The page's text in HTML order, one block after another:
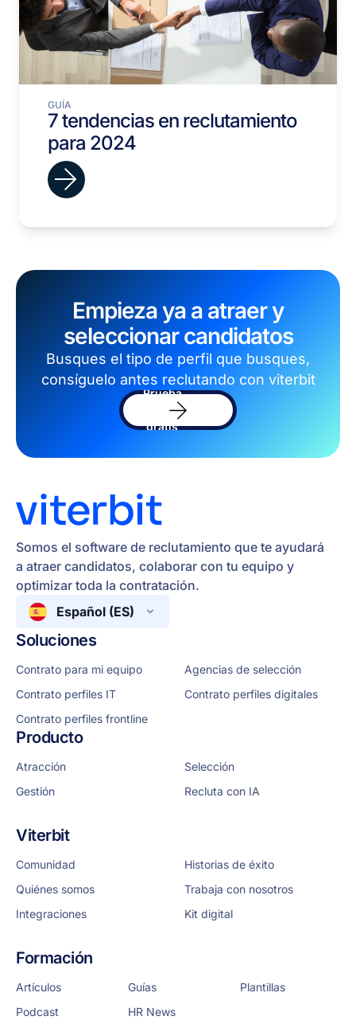
GUÍA
7 tendencias en reclutamiento
para 2024
Empieza ya a atraer y
seleccionar candidatos
Busques el tipo de perfil que busques,
consíguelo antes reclutando con viterbit
Prueba
software
gratis
Somos el software de reclutamiento que te ayudará
a atraer candidatos, colaborar con tu equipo y
optimizar toda la contratación.
Español (ES)
Soluciones
Contrato para mi equipo
Agencias de selección
Contrato perfiles IT
Contrato perfiles digitales
Contrato perfiles frontline
Producto
Atracción
Selección
Gestión
Recluta con IA
Viterbit
Comunidad
Historias de éxito
Quiénes somos
Trabaja con nosotros
Integraciones
Kit digital
Formación
Artículos Guías
Plantillas
Podcast
HR News